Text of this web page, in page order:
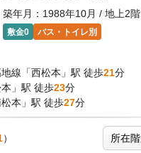
築年月：1988年10月 / 地上2階
敷金0 バス・トイレ別
線「西松本」駅 徒歩21分
」駅 徒歩23分
本」駅 徒歩27分
）